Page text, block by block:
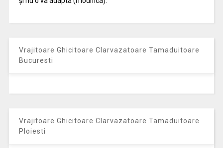
Vrajitoare Ghicitoare Clarvazatoare Tamaduitoare
Bucuresti
Vrajitoare Ghicitoare Clarvazatoare Tamaduitoare
Ploiesti